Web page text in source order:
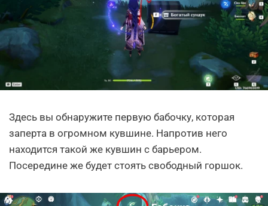
Здесь вы обнаружите первую бабочку, которая
заперта в огромном кувшине. Напротив него
находится такой же кувшин с барьером.
Посередине же будет стоять свободный горшок.